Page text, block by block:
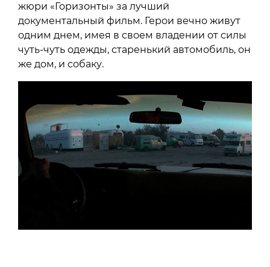
жюри «Горизонты» за лучший
документальный фильм. Герои вечно живут
одним днем, имея в своем владении от силы
чуть-чуть одежды, старенький автомобиль, он
же дом, и собаку.